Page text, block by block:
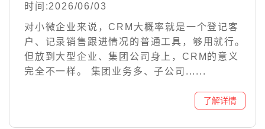
时间:2026/06/03
对小微企业来说，CRM大概率就是一个登记客
户、记录销售跟进情况的普通工具，够用就行。
但放到大型企业、集团公司身上，CRM的意义
完全不一样。 集团业务多、子公司......